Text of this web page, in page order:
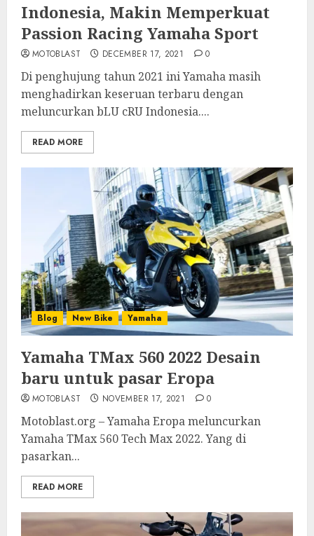
Indonesia, Makin Memperkuat
Passion Racing Yamaha Sport
MOTOBLAST DECEMBER 17, 2021 0
Di penghujung tahun 2021 ini Yamaha masih
menghadirkan keseruan terbaru dengan
meluncurkan bLU cRU Indonesia....
READ MORE
Blog New Bike Yamaha
Yamaha TMax 560 2022 Desain
baru untuk pasar Eropa
MOTOBLAST NOVEMBER 17, 2021 0
Motoblast.org – Yamaha Eropa meluncurkan
Yamaha TMax 560 Tech Max 2022. Yang di
pasarkan...
READ MORE